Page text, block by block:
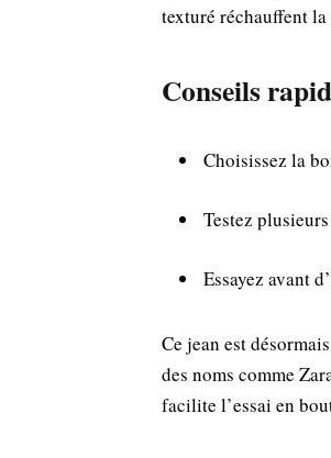
texturé réchauffent
Conseils
Choisissez la
Testez
Essayez avant
Ce jean est
des noms comme
facilite l’essai en